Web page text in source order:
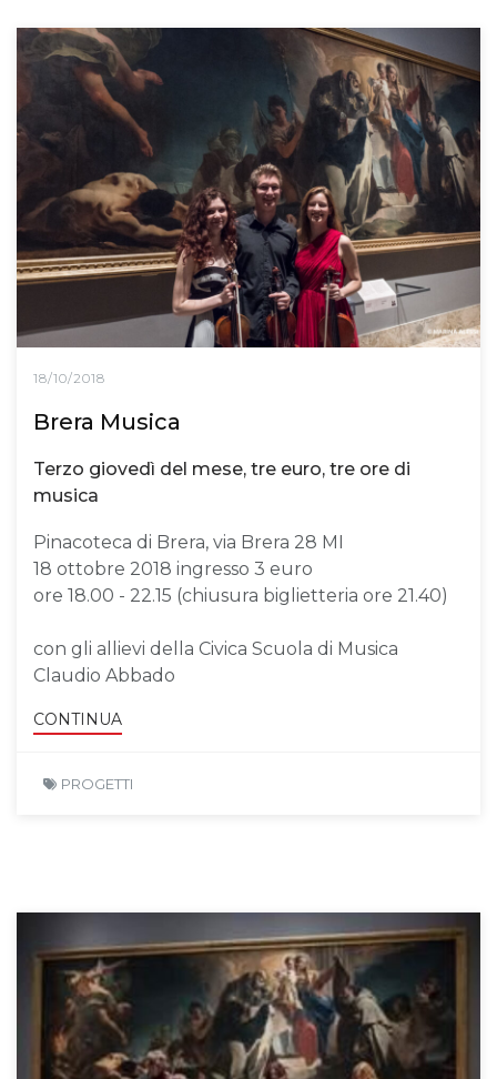
18/10/2018
Brera Musica
Terzo giovedì del mese, tre euro, tre ore di
musica
Pinacoteca di Brera, via Brera 28 MI
18 ottobre 2018 ingresso 3 euro
ore 18.00 - 22.15 (chiusura biglietteria ore 21.40)
con gli allievi della Civica Scuola di Musica
Claudio Abbado
CONTINUA
PROGETTI